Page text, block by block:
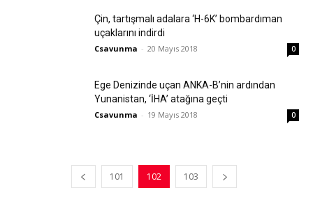
Çin, tartışmalı adalara ‘H-6K’ bombardıman
uçaklarını indirdi
Csavunma - 20 Mayıs 2018 0
Ege Denizinde uçan ANKA-B’nin ardından
Yunanistan, ‘İHA’ atağına geçti
Csavunma - 19 Mayıs 2018 0
101 102 103